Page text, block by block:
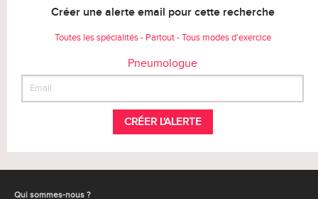
Créer une alerte email pour cette recherche
Toutes les spécialités - Partout - Tous modes d'exercice
Pneumologue
CRÉER L'ALERTE
Qui sommes-nous ?